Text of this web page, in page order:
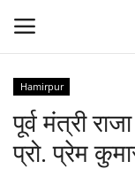
Home
Hamirpur
पूर्व मंत्री
प्रो. प्रेम